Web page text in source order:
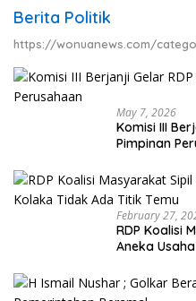
Berita Politik
https://wonuanews.com/
May 7, 2026
Komisi III
Pimpinan
February 27,
RDP Koalisi
Aneka